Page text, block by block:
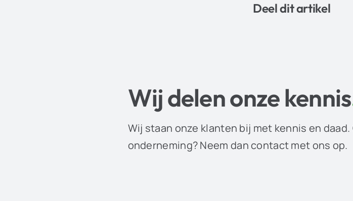
Deel dit artikel
Wij delen onze kennis
Wij staan onze klanten bij met kennis en
onderneming? Neem dan contact met ons op.